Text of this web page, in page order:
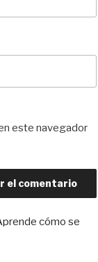
este navegador
cómo se